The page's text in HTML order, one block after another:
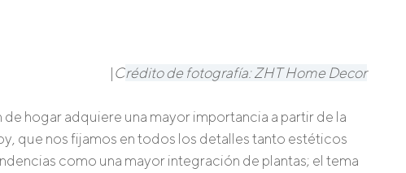
|Crédito de fotografía: ZHT Home Decor
hogar adquiere una mayor importancia a partir de la
que nos fijamos en todos los detalles tanto estéticos
como una mayor integración de plantas; el tema